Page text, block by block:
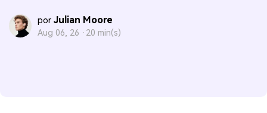
por Julian Moore
Aug 06, 26 · 20 min(s)